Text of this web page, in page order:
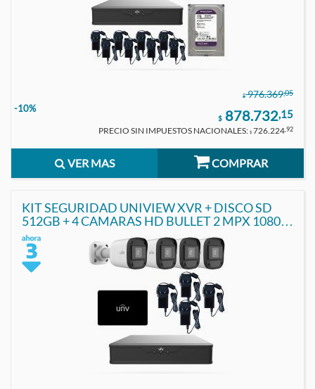
$ 976.369,05
-10%
$ 878.732,15
PRECIO SIN IMPUESTOS NACIONALES: $ 726.224,92
VER MAS COMPRAR
KIT SEGURIDAD UNIVIEW XVR + DISCO SD
512GB + 4 CAMARAS HD BULLET 2 MPX 1080P
C/ FUENTE INCLUIDA